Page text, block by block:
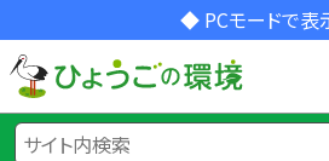
◆ PCモードで